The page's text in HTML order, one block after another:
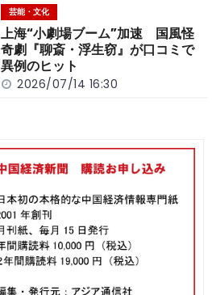
芸能・文化
上海“小劇場ブーム”加速 国風怪
奇劇『聊斎・浮生窃』が口コミで
異例のヒット
2026/07/14 16:30